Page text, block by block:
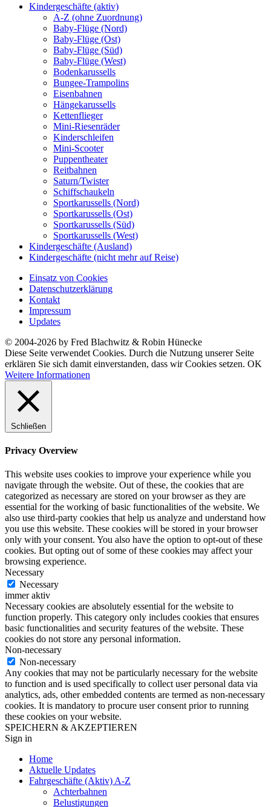
Kindergeschäfte (aktiv)
A-Z (ohne Zuordnung)
Baby-Flüge (Nord)
Baby-Flüge (Ost)
Baby-Flüge (Süd)
Baby-Flüge (West)
Bodenkarussells
Bungee-Trampolins
Eisenbahnen
Hängekarussells
Kettenflieger
Mini-Riesenräder
Kinderschleifen
Mini-Scooter
Puppentheater
Reitbahnen
Saturn/Twister
Schiffschaukeln
Sportkarussells (Nord)
Sportkarussells (Ost)
Sportkarussells (Süd)
Sportkarussells (West)
Kindergeschäfte (Ausland)
Kindergeschäfte (nicht mehr auf Reise)
Einsatz von Cookies
Datenschutzerklärung
Kontakt
Impressum
Updates
© 2004-2026 by Fred Blachwitz & Robin Hünecke
Diese Seite verwendet Cookies. Durch die Nutzung unserer Seite
erklären Sie sich damit einverstanden, dass wir Cookies setzen. OK
Weitere Informationen
Schließen
Privacy Overview
This website uses cookies to improve your experience while you
navigate through the website. Out of these, the cookies that are
categorized as necessary are stored on your browser as they are
essential for the working of basic functionalities of the website. We
also use third-party cookies that help us analyze and understand how
you use this website. These cookies will be stored in your browser
only with your consent. You also have the option to opt-out of these
cookies. But opting out of some of these cookies may affect your
browsing experience.
Necessary
Necessary
immer aktiv
Necessary cookies are absolutely essential for the website to
function properly. This category only includes cookies that ensures
basic functionalities and security features of the website. These
cookies do not store any personal information.
Non-necessary
Non-necessary
Any cookies that may not be particularly necessary for the website
to function and is used specifically to collect user personal data via
analytics, ads, other embedded contents are termed as non-necessary
cookies. It is mandatory to procure user consent prior to running
these cookies on your website.
SPEICHERN & AKZEPTIEREN
Sign in
Home
Aktuelle Updates
Fahrgeschäfte (Aktiv) A-Z
Achterbahnen
Belustigungen